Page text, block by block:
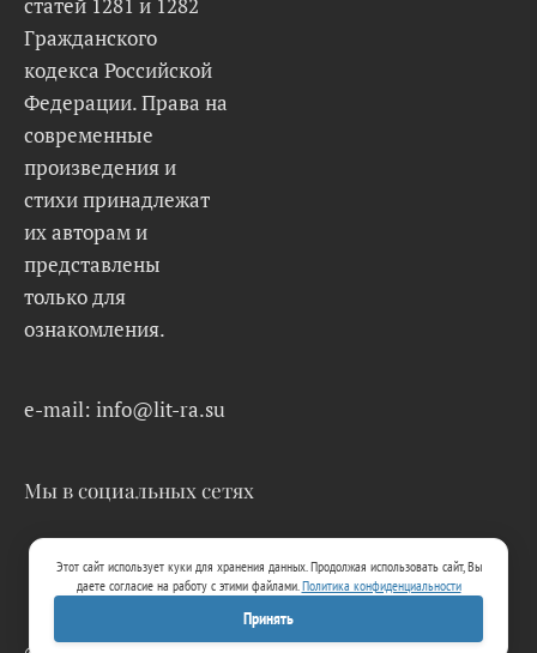
статей 1281 и 1282
Гражданского
кодекса Российской
Федерации. Права на
современные
произведения и
стихи принадлежат
их авторам и
представлены
только для
ознакомления.
e-mail: info@lit-ra.su
Мы в социальных сетях
Этот сайт использует куки для хранения данных. Продолжая использовать сайт, Вы
даете согласие на работу с этими файлами.Политика конфиденциальности
Принять